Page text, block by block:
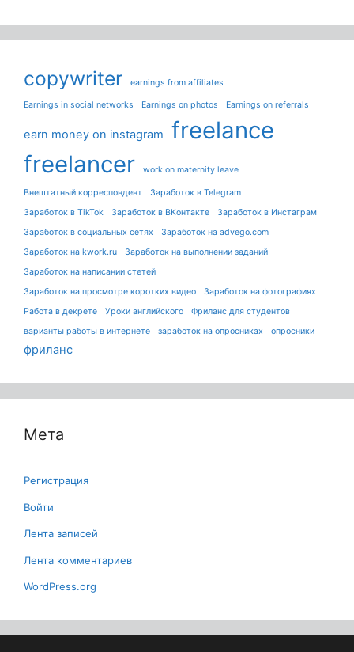
copywriter earnings from affiliates
Earnings in social networks Earnings on photos Earnings on referrals
earn money on instagram
freelance
freelancer
work on maternity leave
Внештатный корреспондент
Заработок в Telegram
Заработок в TikTok
Заработок в ВКонтакте
Заработок в Инстаграм
Заработок в социальных сетях
Заработок на advego.com
Заработок на kwork.ru
Заработок на выполнении заданий
Заработок на написании стетей
Заработок на просмотре коротких видео
Заработок на фотографиях
Работа в декрете
Уроки английского
Фриланс для студентов
варианты работы в интернете
заработок на опросниках опросники
фриланс
Мета
Регистрация
Войти
Лента записей
Лента комментариев
WordPress.org